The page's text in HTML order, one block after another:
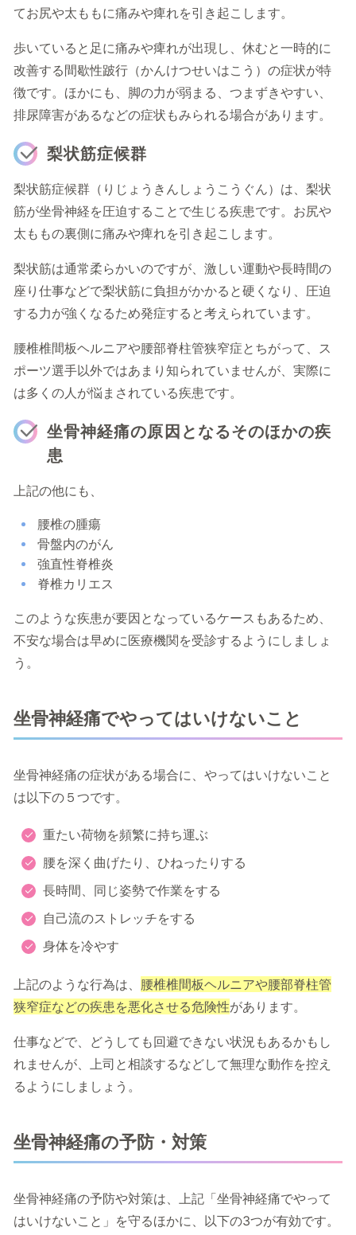
てお尻や太ももに痛みや痺れを引き起こします。
歩いていると足に痛みや痺れが出現し、休むと一時的に
改善する間歇性跛行（かんけつせいはこう）の症状が特
徴です。ほかにも、脚の力が弱まる、つまずきやすい、
排尿障害があるなどの症状もみられる場合があります。
梨状筋症候群
梨状筋症候群（りじょうきんしょうこうぐん）は、梨状
筋が坐骨神経を圧迫することで生じる疾患です。お尻や
太ももの裏側に痛みや痺れを引き起こします。
梨状筋は通常柔らかいのですが、激しい運動や長時間の
座り仕事などで梨状筋に負担がかかると硬くなり、圧迫
する力が強くなるため発症すると考えられています。
腰椎椎間板ヘルニアや腰部脊柱管狭窄症とちがって、ス
ポーツ選手以外ではあまり知られていませんが、実際に
は多くの人が悩まされている疾患です。
坐骨神経痛の原因となるそのほかの疾
患
上記の他にも、
腰椎の腫瘍
骨盤内のがん
強直性脊椎炎
脊椎カリエス
このような疾患が要因となっているケースもあるため、
不安な場合は早めに医療機関を受診するようにしましょ
う。
坐骨神経痛でやってはいけないこと
坐骨神経痛の症状がある場合に、やってはいけないこと
は以下の５つです。
重たい荷物を頻繁に持ち運ぶ
腰を深く曲げたり、ひねったりする
長時間、同じ姿勢で作業をする
自己流のストレッチをする
身体を冷やす
上記のような行為は、 腰椎椎間板ヘルニアや腰部脊柱管
狭窄症などの疾患を悪化させる危険性があります。
仕事などで、どうしても回避できない状況もあるかもし
れませんが、上司と相談するなどして無理な動作を控え
るようにしましょう。
坐骨神経痛の予防・対策
坐骨神経痛の予防や対策は、上記「坐骨神経痛でやって
はいけないこと」を守るほかに、以下の3つが有効です。